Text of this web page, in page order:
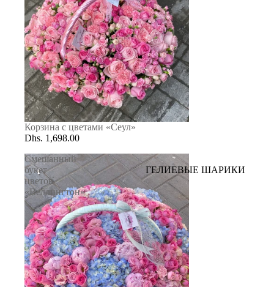
500-1000
AED
1000-
3000
AED
VIP
AED
ГЕЛИЕВЫЕ ШАРИКИ
Корзина с цветами «Сеул»
Dhs. 1,698.00
Смешанный
букет
цветов
«Веллингтон»